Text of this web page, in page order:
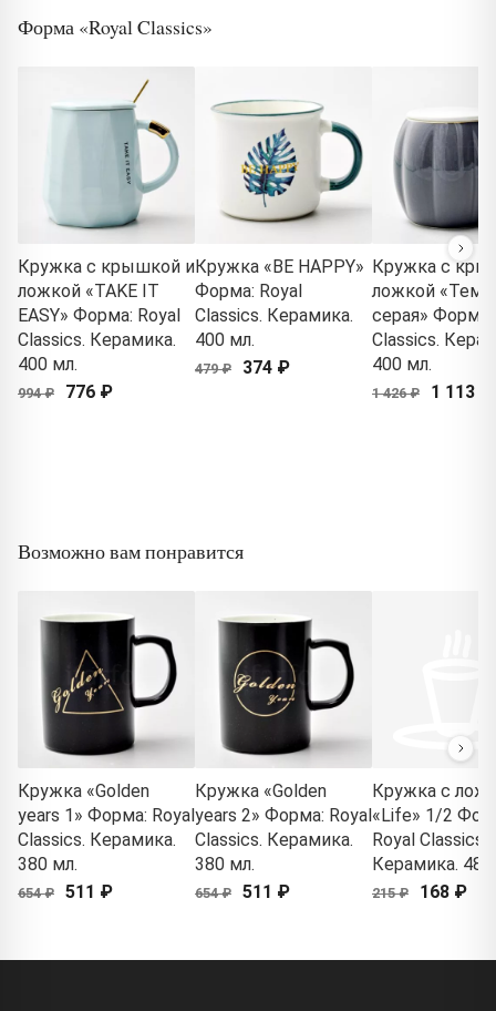
Форма «Royal Classics»
Кружка с крышкой и
ложкой «TAKE IT
EASY» Форма: Royal
Classics. Керамика.
400 мл.
994 ₽ 776 ₽
Кружка «BE HAPPY»
Форма: Royal
Classics. Керамика.
400 мл.
479 ₽ 374 ₽
Кружка с
ложкой
серая» Форма:
Classics.
400 мл.
1 426 ₽ 1 113 ₽
Возможно вам понравится
Кружка «Golden
years 1» Форма: Royal
Classics. Керамика.
380 мл.
654 ₽ 511 ₽
Кружка «Golden
years 2» Форма: Royal
Classics. Керамика.
380 мл.
654 ₽ 511 ₽
Кружка с
«Life» 1/2
Royal Classics.
Керамика.
215 ₽ 168 ₽